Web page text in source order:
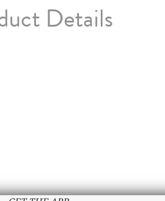
Details